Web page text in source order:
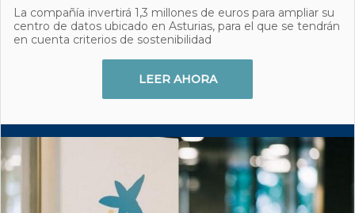
La compañía invertirá 1,3 millones de euros para ampliar su
centro de datos ubicado en Asturias, para el que se tendrán
en cuenta criterios de sostenibilidad
LEER AHORA